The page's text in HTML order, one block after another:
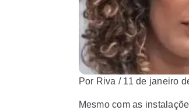
Por Riva / 11 de janeiro
Mesmo com as